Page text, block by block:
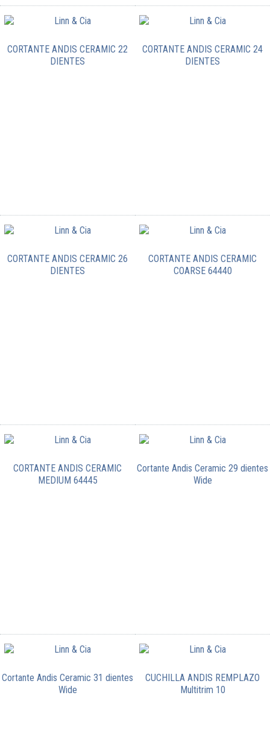
CORTANTE ANDIS CERAMIC 22
DIENTES
CORTANTE ANDIS CERAMIC 24
DIENTES
CORTANTE ANDIS CERAMIC 26
DIENTES
CORTANTE ANDIS CERAMIC
COARSE 64440
CORTANTE ANDIS CERAMIC
MEDIUM 64445
Cortante Andis Ceramic 29 dientes
Wide
Cortante Andis Ceramic 31 dientes
Wide
CUCHILLA ANDIS REMPLAZO
Multitrim 10